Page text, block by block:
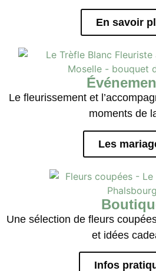
En savoir
Le fleurissement et
moments de
Les
Une sélection de fleurs
et idées
Infos